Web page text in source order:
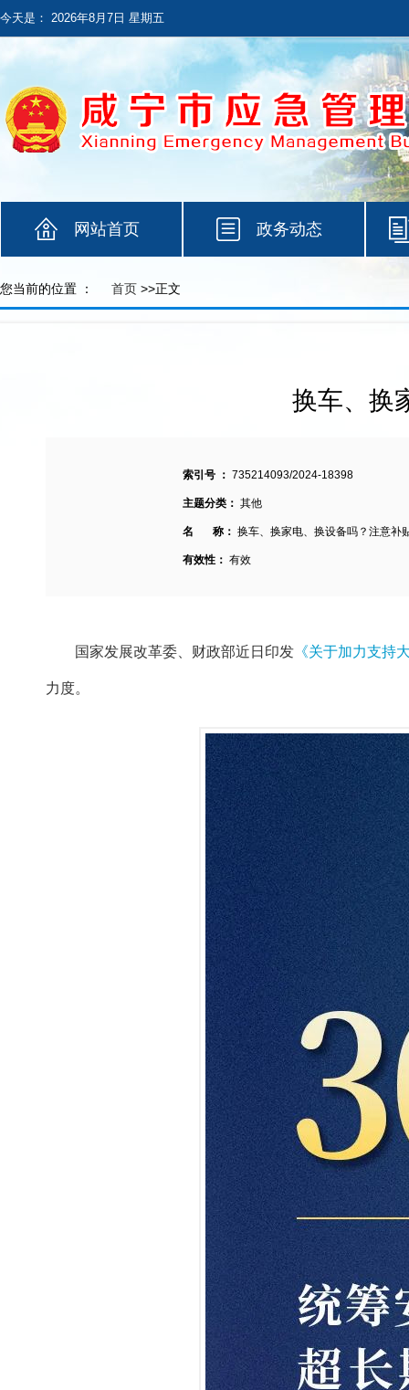
今天是： 2026年8月7日 星期五
网站首页 政务动态
您当前的位置 ： 首页 >>正文
换车、换
索引号 ： 735214093/2024-18398
主题分类： 其他
名 称： 换车、换家电、换设备吗？注意补
有效性： 有效
国家发展改革委、财政部近日印发 《关于加力支持
力度。